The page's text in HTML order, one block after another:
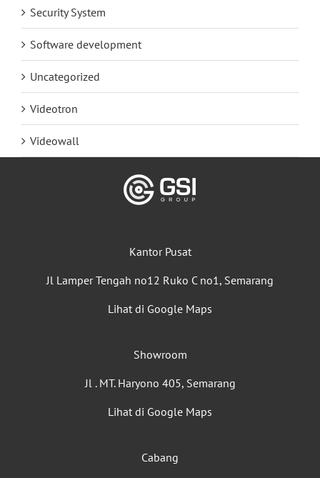
Security System
Software development
Uncategorized
Videotron
Videowall
Kantor Pusat
Jl Lamper Tengah no12 Ruko C no1, Semarang
Lihat di Google Maps
Showroom
Jl . MT. Haryono 405, Semarang
Lihat di Google Maps
Cabang